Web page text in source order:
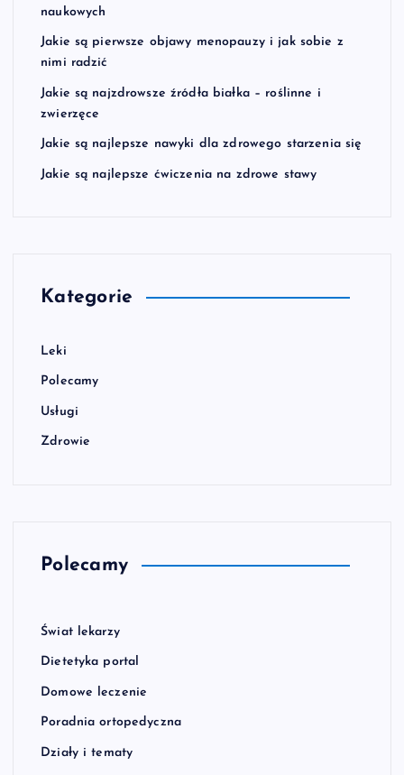
naukowych
Jakie są pierwsze objawy menopauzy i jak sobie z
nimi radzić
Jakie są najzdrowsze źródła białka – roślinne i
zwierzęce
Jakie są najlepsze nawyki dla zdrowego starzenia się
Jakie są najlepsze ćwiczenia na zdrowe stawy
Kategorie
Leki
Polecamy
Usługi
Zdrowie
Polecamy
Świat lekarzy
Dietetyka portal
Domowe leczenie
Poradnia ortopedyczna
Działy i tematy